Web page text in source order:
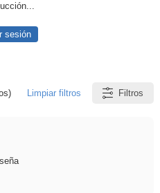
sesión
Limpiar filtros Filtros